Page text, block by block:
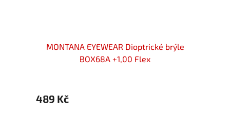
MONTANA EYEWEAR Dioptrické brýle
BOX68A +1,00 Flex
489 Kč